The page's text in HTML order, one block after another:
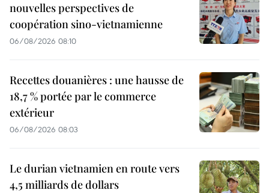
nouvelles perspectives de
coopération sino-vietnamienne
06/08/2026 08:10
Recettes douanières : une hausse de
18,7 % portée par le commerce
extérieur
06/08/2026 08:03
Le durian vietnamien en route vers
4,5 milliards de dollars